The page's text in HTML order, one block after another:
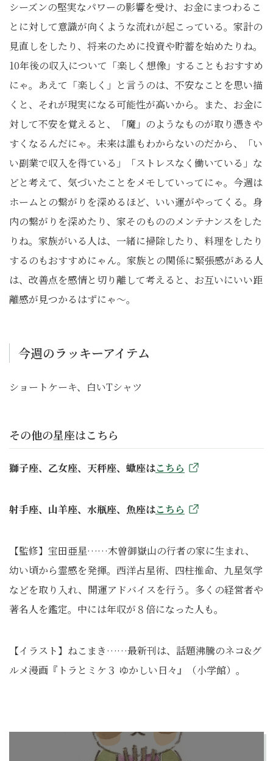
シーズンの堅実なパワーの影響を受け、お金にまつわるこ
とに対して意識が向くような流れが起こっている。家計の
見直しをしたり、将来のために投資や貯蓄を始めたりね。
10年後の収入について「楽しく想像」することもおすすめ
にゃ。あえて「楽しく」と言うのは、不安なことを思い描
くと、それが現実になる可能性が高いから。また、お金に
対して不安を覚えると、「魔」のようなものが取り憑きや
すくなるんだにゃ。未来は誰もわからないのだから、「い
い副業で収入を得ている」「ストレスなく働いている」な
どと考えて、気づいたことをメモしていってにゃ。今週は
ホームとの繋がりを深めるほど、いい運がやってくる。身
内の繋がりを深めたり、家そのもののメンテナンスをした
りね。家族がいる人は、一緒に掃除したり、料理をしたり
するのもおすすめにゃん。家族との関係に緊張感がある人
は、改善点を感情と切り離して考えると、お互いにいい距
離感が見つかるはずにゃ〜。
今週のラッキーアイテム
ショートケーキ、白いTシャツ
その他の星座はこちら
獅子座、乙女座、天秤座、蠍座はこちら
射手座、山羊座、水瓶座、魚座はこちら
【監修】宝田亜星……木曽御嶽山の行者の家に生まれ、
幼い頃から霊感を発揮。西洋占星術、四柱推命、九星気学
などを取り入れ、開運アドバイスを行う。多くの経営者や
著名人を鑑定。中には年収が８倍になった人も。
【イラスト】ねこまき……最新刊は、話題沸騰のネコ&グ
ルメ漫画『トラとミケ３ ゆかしい日々』（小学館）。